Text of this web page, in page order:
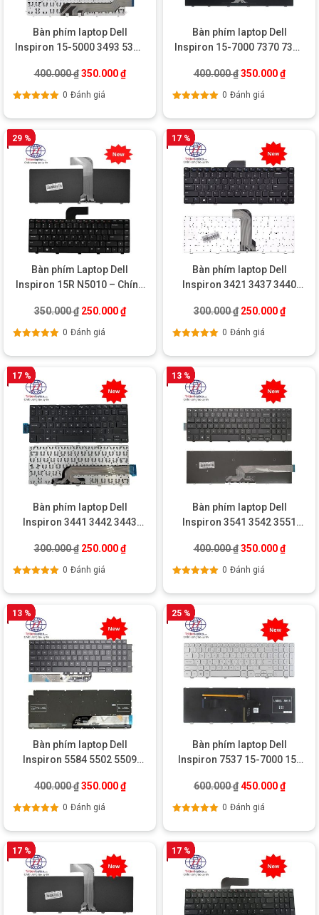
Bàn phím laptop Dell
Inspiron 15-5000 3493 5368
400.000₫ Giá gốc là: 400.000 ₫.
350.000₫Giá hiện tại là: 350.000 ₫.
0 Đánh giá
Bàn phím laptop Dell
Inspiron 15-7000 7370 7373
400.000₫ Giá gốc là:
350.000₫Giá
0 Đánh giá
29 %
Bàn phím Laptop Dell
Inspiron 15R N5010 – Chính
350.000₫ Giá gốc là: 350.000 ₫.
250.000₫Giá hiện tại là: 250.000 ₫.
0 Đánh giá
17 %
Bàn phím laptop Dell
Inspiron 3421 3437 3440
300.000₫ Giá gốc là:
250.000₫Giá
0 Đánh giá
17 %
Bàn phím laptop Dell
Inspiron 3441 3442 3443
300.000₫ Giá gốc là: 300.000 ₫.
250.000₫Giá hiện tại là: 250.000 ₫.
0 Đánh giá
13 %
Bàn phím laptop Dell
Inspiron 3541 3542 3551
400.000₫ Giá gốc là:
350.000₫Giá
0 Đánh giá
13 %
Bàn phím laptop Dell
Inspiron 5584 5502 5509
400.000₫ Giá gốc là: 400.000 ₫.
350.000₫Giá hiện tại là: 350.000 ₫.
0 Đánh giá
25 %
Bàn phím laptop Dell
Inspiron 7537 15-7000 15-
600.000₫ Giá gốc là:
450.000₫Giá
0 Đánh giá
17 % 17 %